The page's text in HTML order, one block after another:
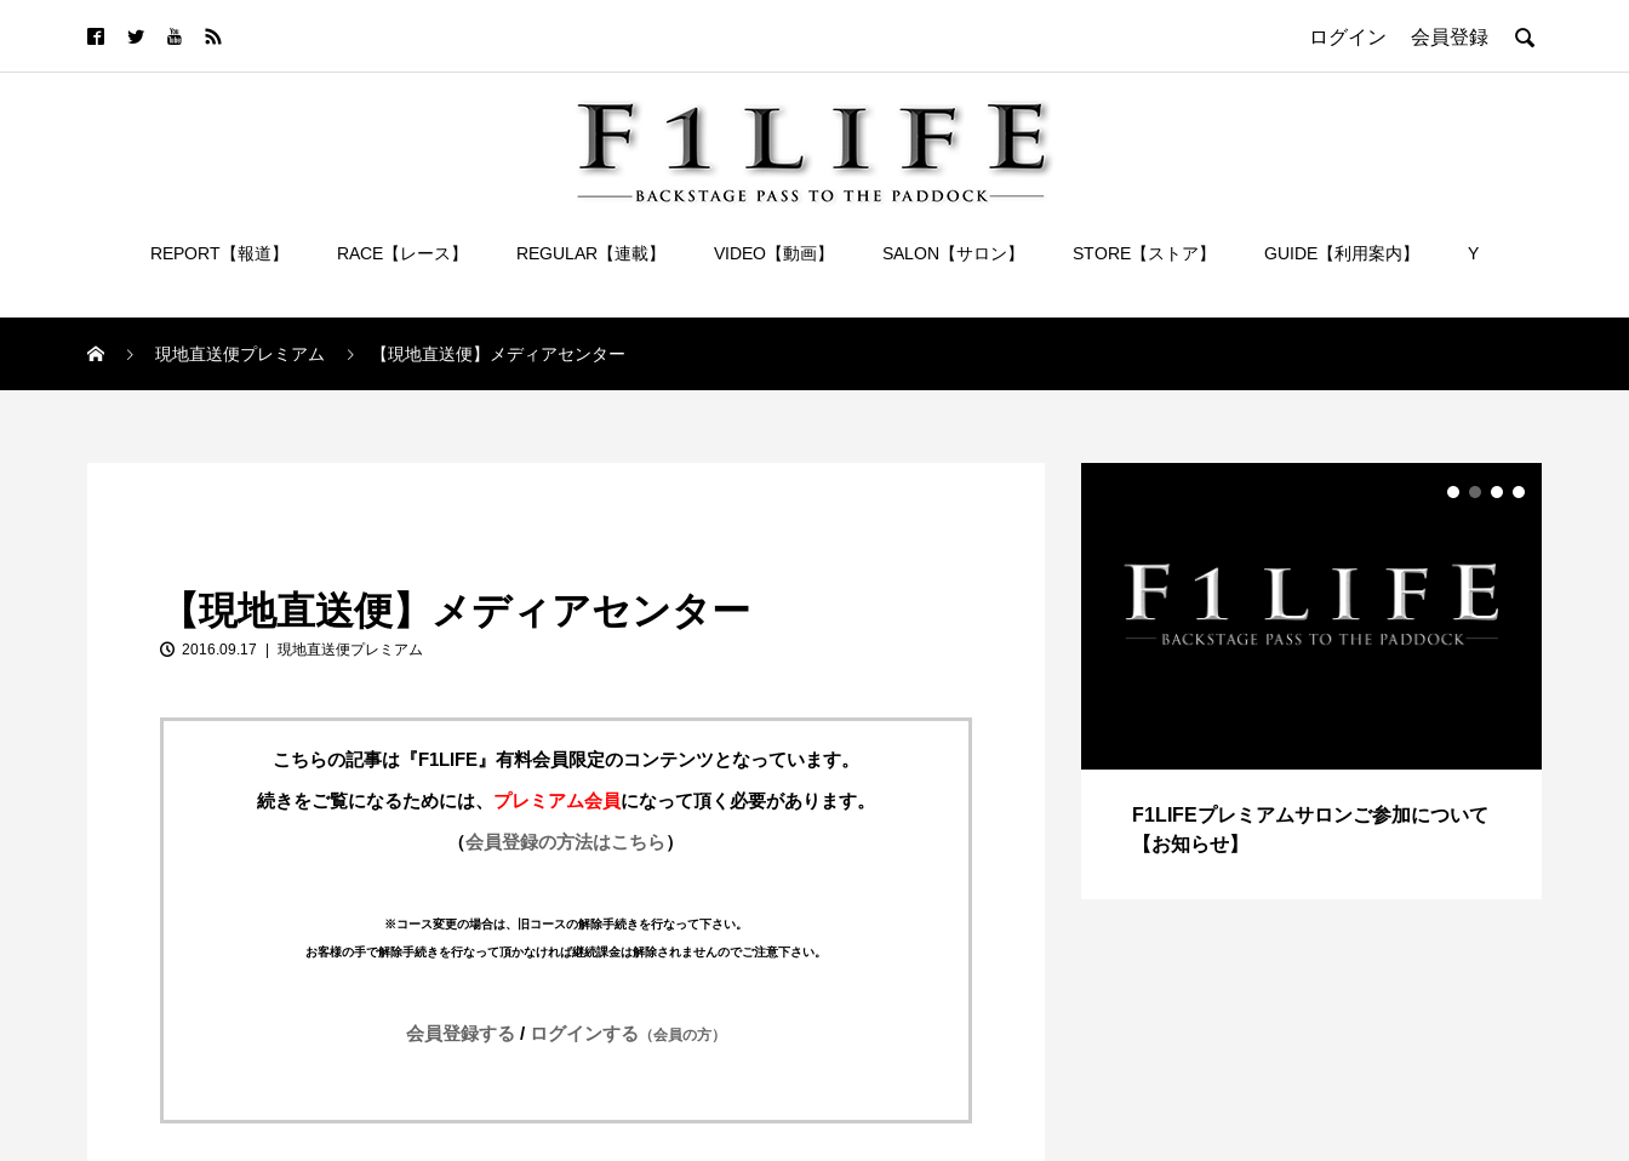
ログイン 会員登録 
REPORT【報道】 RACE【レース】 REGULAR【連載】 VIDEO【動画】 SALON【サロン】 STORE【ストア】 GUIDE【利用案内】 Y
現地直送便プレミアム 【現地直送便】メディアセンター
【現地直送便】メディアセンター
2016.09.17 現地直送便プレミアム
こちらの記事は『F1LIFE』有料会員限定のコンテンツとなっています。
続きをご覧になるためには、 プレミアム会員になって頂く必要があります。
（会員登録の方法はこちら）
※コース変更の場合は、旧コースの解除手続きを行なって下さい。
お客様の手で解除手続きを行なって頂かなければ継続課金は解除されませんのでご注意下さい。
会員登録する / ログインする （会員の方）
【特別企画】2026年ホンダの現在地
①「アストンマーティンとの交渉4...
【特別記事】レーシングブルズ、
F1LIFEプレミアムサロンご参加について
【お知らせ】